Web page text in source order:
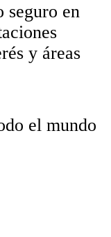
seguro en
y áreas
el mundo